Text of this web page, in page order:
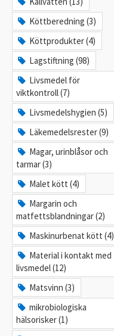
Köttberedning (3)
Köttprodukter (4)
Lagstiftning (98)
Livsmedel för
viktkontroll (7)
Livsmedelshygien (5)
Läkemedelsrester (9)
Magar, urinblåsor och
tarmar (3)
Malet kött (4)
Margarin och
matfettsblandningar (2)
Maskinurbenat kött (4)
Material i kontakt med
livsmedel (12)
Matsvinn (3)
mikrobiologiska
hälsorisker (1)